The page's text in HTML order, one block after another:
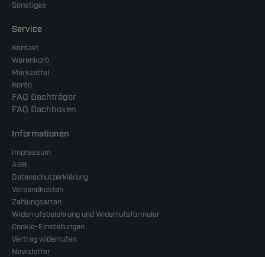
Sonstiges
Service
Kontakt
Warenkorb
Merkzettel
Konto
FAQ Dachträger
FAQ Dachboxen
Informationen
Impressum
AGB
Datenschutzerklärung
Versandkosten
Zahlungsarten
Widerrufsbelehrung und Widerrufsformular
Cookie-Einstellungen
Vertrag widerrufen
Newsletter